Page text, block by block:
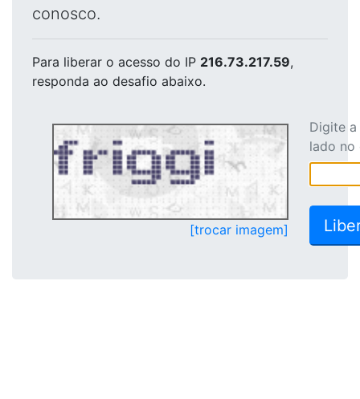
conosco.
Para liberar o acesso do IP 216.73.217.59,
responda ao desafio abaixo.
[trocar imagem]
Digite
lado no